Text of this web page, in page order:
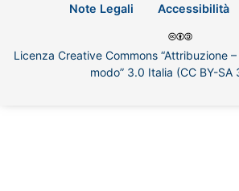
Note Legali Accessibilità
Licenza Creative Commons “Attribuzione
modo” 3.0 Italia (CC BY-SA